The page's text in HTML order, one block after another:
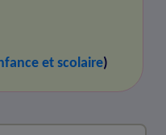
et scolaire)